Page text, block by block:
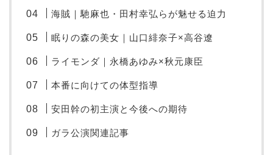
海賊｜馳麻也・田村幸弘らが魅せる迫力
眠りの森の美女｜山口緋奈子×高谷遼
ライモンダ｜永橋あゆみ×秋元康臣
本番に向けての体型指導
安田幹の初主演と今後への期待
ガラ公演関連記事